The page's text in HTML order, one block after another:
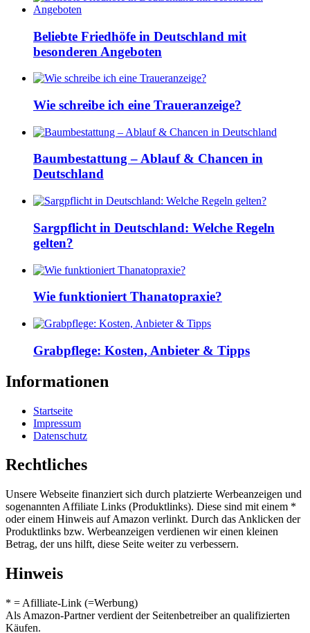
Beliebte Friedhöfe in Deutschland mit
besonderen Angeboten
Wie schreibe ich eine Traueranzeige?
Baumbestattung – Ablauf & Chancen in
Deutschland
Sargpflicht in Deutschland: Welche Regeln
gelten?
Wie funktioniert Thanatopraxie?
Grabpflege: Kosten, Anbieter & Tipps
Informationen
Startseite
Impressum
Datenschutz
Rechtliches
Unsere Webseite finanziert sich durch platzierte Werbeanzeigen und
sogenannten Affiliate Links (Produktlinks). Diese sind mit einem *
oder einem Hinweis auf Amazon verlinkt. Durch das Anklicken der
Produktlinks bzw. Werbeanzeigen verdienen wir einen kleinen
Betrag, der uns hilft, diese Seite weiter zu verbessern.
Hinweis
* = Afilliate-Link (=Werbung)
Als Amazon-Partner verdient der Seitenbetreiber an qualifizierten
Käufen.